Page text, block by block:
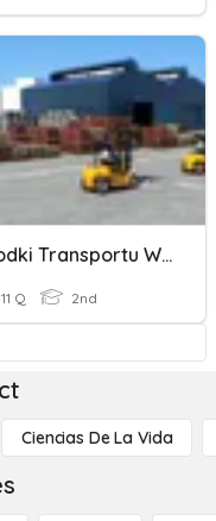
Środki Transportu Wewnętrznego
11 Q 2nd
Ciencias De La Vida